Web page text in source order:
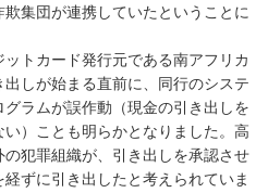
集団が連携していたということに
トカード発行元である南アフリカ
しが始まる直前に、同行のシステ
ラムが誤作動（現金の引き出しを
）ことも明らかとなりました。高
犯罪組織が、引き出しを承認させ
ずに引き出したと考えられていま